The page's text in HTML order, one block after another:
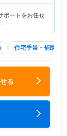
ポートをお任せ
…
住宅手当・補助
る